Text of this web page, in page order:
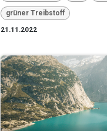
grüner Treibstoff
21.11.2022